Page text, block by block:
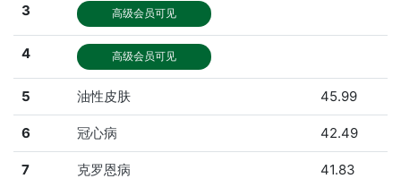
3 高级会员可见
4 高级会员可见
5 油性皮肤 45.99
6 冠心病 42.49
7 克罗恩病 41.83